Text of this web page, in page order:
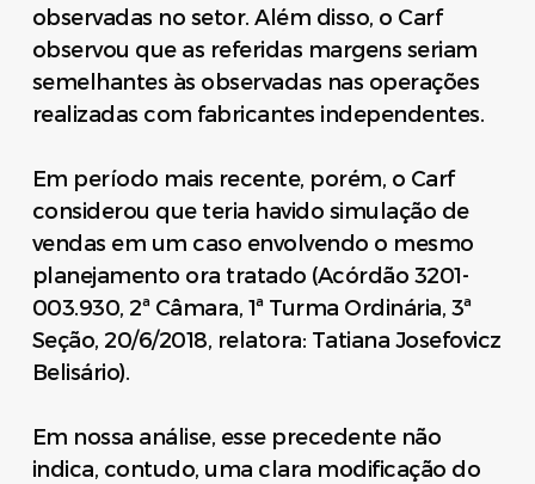
observadas no setor. Além disso, o Carf
observou que as referidas margens seriam
semelhantes às observadas nas operações
realizadas com fabricantes independentes.
Em período mais recente, porém, o Carf
considerou que teria havido simulação de
vendas em um caso envolvendo o mesmo
planejamento ora tratado (Acórdão 3201-
003.930, 2ª Câmara, 1ª Turma Ordinária, 3ª
Seção, 20/6/2018, relatora: Tatiana Josefovicz
Belisário).
Em nossa análise, esse precedente não
indica, contudo, uma clara modificação do